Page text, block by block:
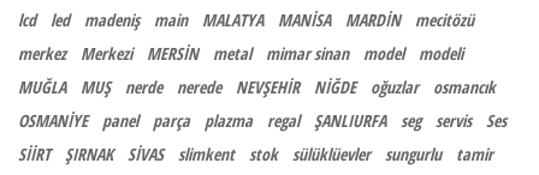
lcd
led madeniş main MALATYA MANİSA MARDİN
mecitözü
merkez
Merkezi MERSİN metal mimar sinan model
modeli
MUĞLA
MUŞ nerde nerede NEVŞEHİR NİĞDE oğuzlar
osmancık
OSMANİYE
panel parça plazma regal ŞANLIURFA seg servis
Ses
SİİRT
ŞIRNAK SİVAS slimkent stok sülüklüevler sungurlu
tamir